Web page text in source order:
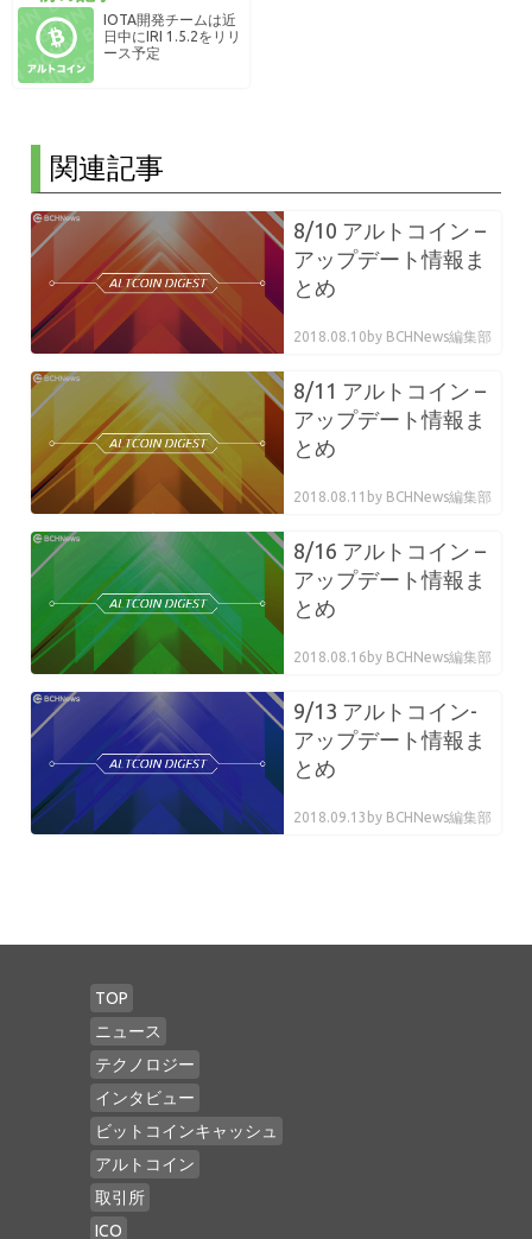
IOTA開発チームは近
日中にIRI 1.5.2をリリ
ース予定
関連記事
8/10 アルトコイン –
アップデート情報ま
とめ
2018.08.10 by BCHNews編集部
8/11 アルトコイン –
アップデート情報ま
とめ
2018.08.11 by BCHNews編集部
8/16 アルトコイン –
アップデート情報ま
とめ
2018.08.16 by BCHNews編集部
9/13 アルトコイン-
アップデート情報ま
とめ
2018.09.13 by BCHNews編集部
TOP
ニュース
テクノロジー
インタビュー
ビットコインキャッシュ
アルトコイン
取引所
ICO